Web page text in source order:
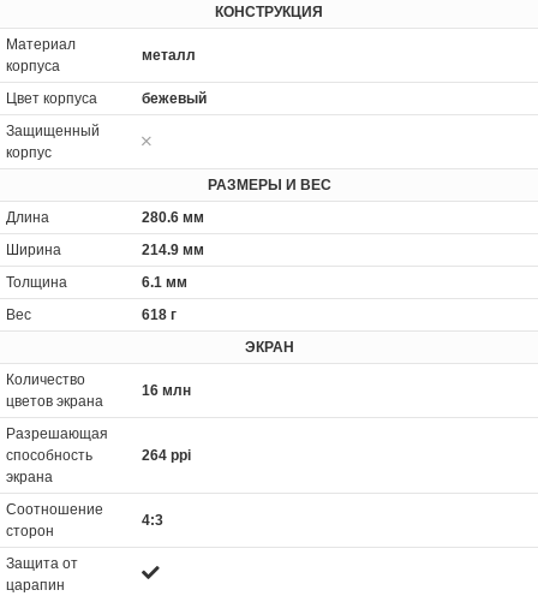
КОНСТРУКЦИЯ
Материал
корпуса
металл
Цвет корпуса
бежевый
Защищенный
корпус
РАЗМЕРЫ И ВЕС
Длина
280.6 мм
Ширина
214.9 мм
Толщина
6.1 мм
Вес
618 г
ЭКРАН
Количество
цветов экрана
16 млн
Разрешающая
способность
экрана
264 ppi
Соотношение
сторон
4:3
Защита от
царапин